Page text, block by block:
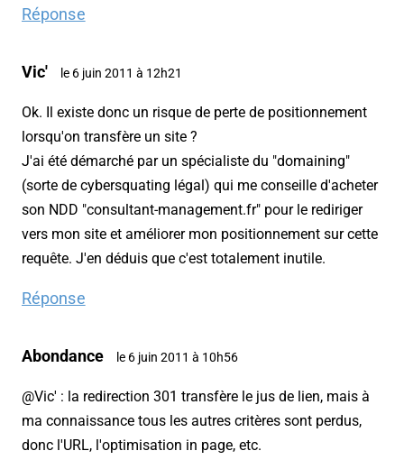
Réponse
Vic' le 6 juin 2011 à 12h21
Ok. Il existe donc un risque de perte de positionnement
lorsqu'on transfère un site ?
J'ai été démarché par un spécialiste du "domaining"
(sorte de cybersquating légal) qui me conseille d'acheter
son NDD "consultant-management.fr" pour le rediriger
vers mon site et améliorer mon positionnement sur cette
requête. J'en déduis que c'est totalement inutile.
Réponse
Abondance le 6 juin 2011 à 10h56
@Vic' : la redirection 301 transfère le jus de lien, mais à
ma connaissance tous les autres critères sont perdus,
donc l'URL, l'optimisation in page, etc.